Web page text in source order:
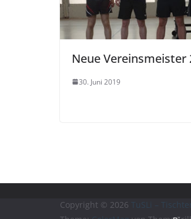
Neue Vereinsmeister
30. Juni 2019
Copyright © 2026 TuSLi –